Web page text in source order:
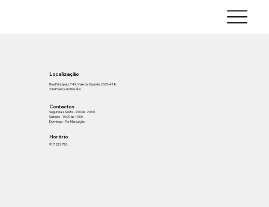
Localização
Rua Principal, nº49,Vale da Guarda 2665-418
Vila Franca do Rosário
Horário
Segunda a Sexta - 9:00 às 20:00
Sábado - 10:00 às 19:00
Domingo - Por Marcação
Contactos
917 213 793